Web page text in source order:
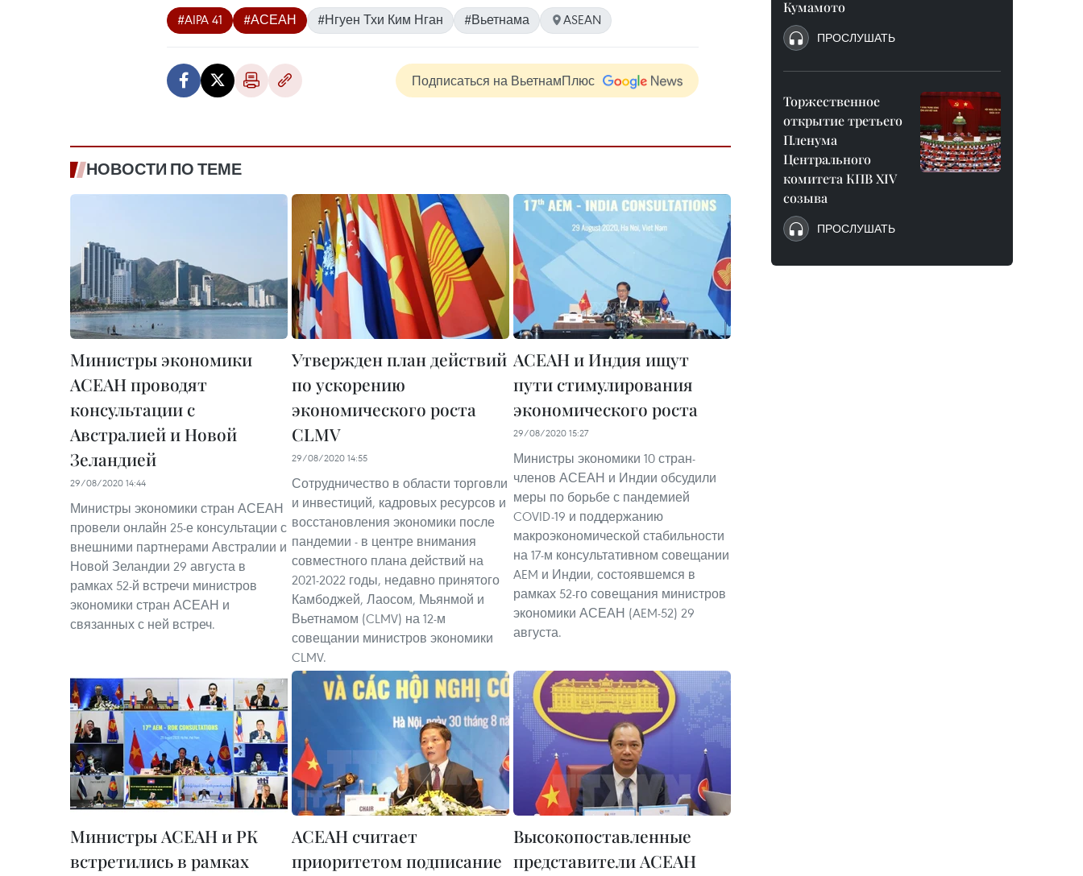
#AIPA 41 #АСЕАН #Нгуен Тхи Ким Нган #Вьетнама ASEAN
Подписаться на ВьетнамПлюс
НОВОСТИ ПО ТЕМЕ
Министры экономики
АСЕАН проводят
консультации с
Австралией и Новой
Зеландией
29/08/2020 14:44
Министры экономики стран АСЕАН
провели онлайн 25-е консультации с
внешними партнерами Австралии и
Новой Зеландии 29 августа в
рамках 52-й встречи министров
экономики стран АСЕАН и
связанных с ней встреч.
Утвержден план действий
по ускорению
экономического роста
CLMV
29/08/2020 14:55
Сотрудничество в области торговли
и инвестиций, кадровых ресурсов и
восстановления экономики после
пандемии - в центре внимания
совместного плана действий на
2021-2022 годы, недавно принятого
Камбоджей, Лаосом, Мьянмой и
Вьетнамом (CLMV) на 12-м
совещании министров экономики
CLMV.
АСЕАН и Индия ищут
пути стимулирования
экономического роста
29/08/2020 15:27
Министры экономики 10 стран-
членов АСЕАН и Индии обсудили
меры по борьбе с пандемией
COVID-19 и поддержанию
макроэкономической стабильности
на 17-м консультативном совещании
AEM и Индии, состоявшемся в
рамках 52-го совещания министров
экономики АСЕАН (AEM-52) 29
августа.
Министры АСЕАН и РК
встретились в рамках
АСЕАН считает
приоритетом подписание
Высокопоставленные
представители АСЕАН
Кумамото
ПРОСЛУШАТЬ
Торжественное
открытие третьего
Пленума
Центрального
комитета КПВ XIV
созыва
ПРОСЛУШАТЬ